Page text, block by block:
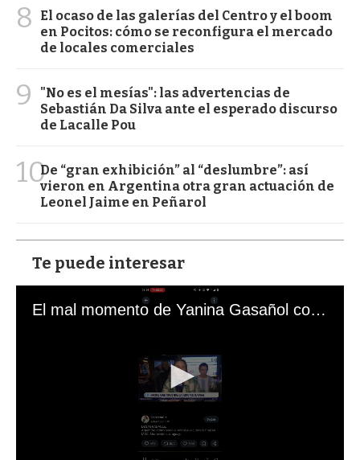
8
El ocaso de las galerías del Centro y el boom
en Pocitos: cómo se reconfigura el mercado
de locales comerciales
9
"No es el mesías": las advertencias de
Sebastián Da Silva ante el esperado discurso
de Lacalle Pou
10De “gran exhibición” al “deslumbre”: así
vieron en Argentina otra gran actuación de
Leonel Jaime en Peñarol
Te puede interesar
El mal momento de Yanina Gasañol con un hincha argentino en "Subrayado"